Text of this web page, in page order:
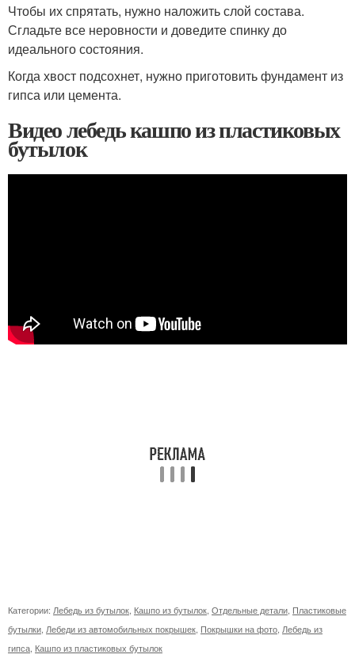
Чтобы их спрятать, нужно наложить слой состава.
Сгладьте все неровности и доведите спинку до
идеального состояния.
Когда хвост подсохнет, нужно приготовить фундамент из
гипса или цемента.
Видео лебедь кашпо из пластиковых
бутылок
Категории: Лебедь из бутылок Кашпо из бутылок Отдельные детали Пластиковые
бутылки Лебеди из автомобильных покрышек Покрышки на фото Лебедь из
гипса Кашпо из пластиковых бутылок